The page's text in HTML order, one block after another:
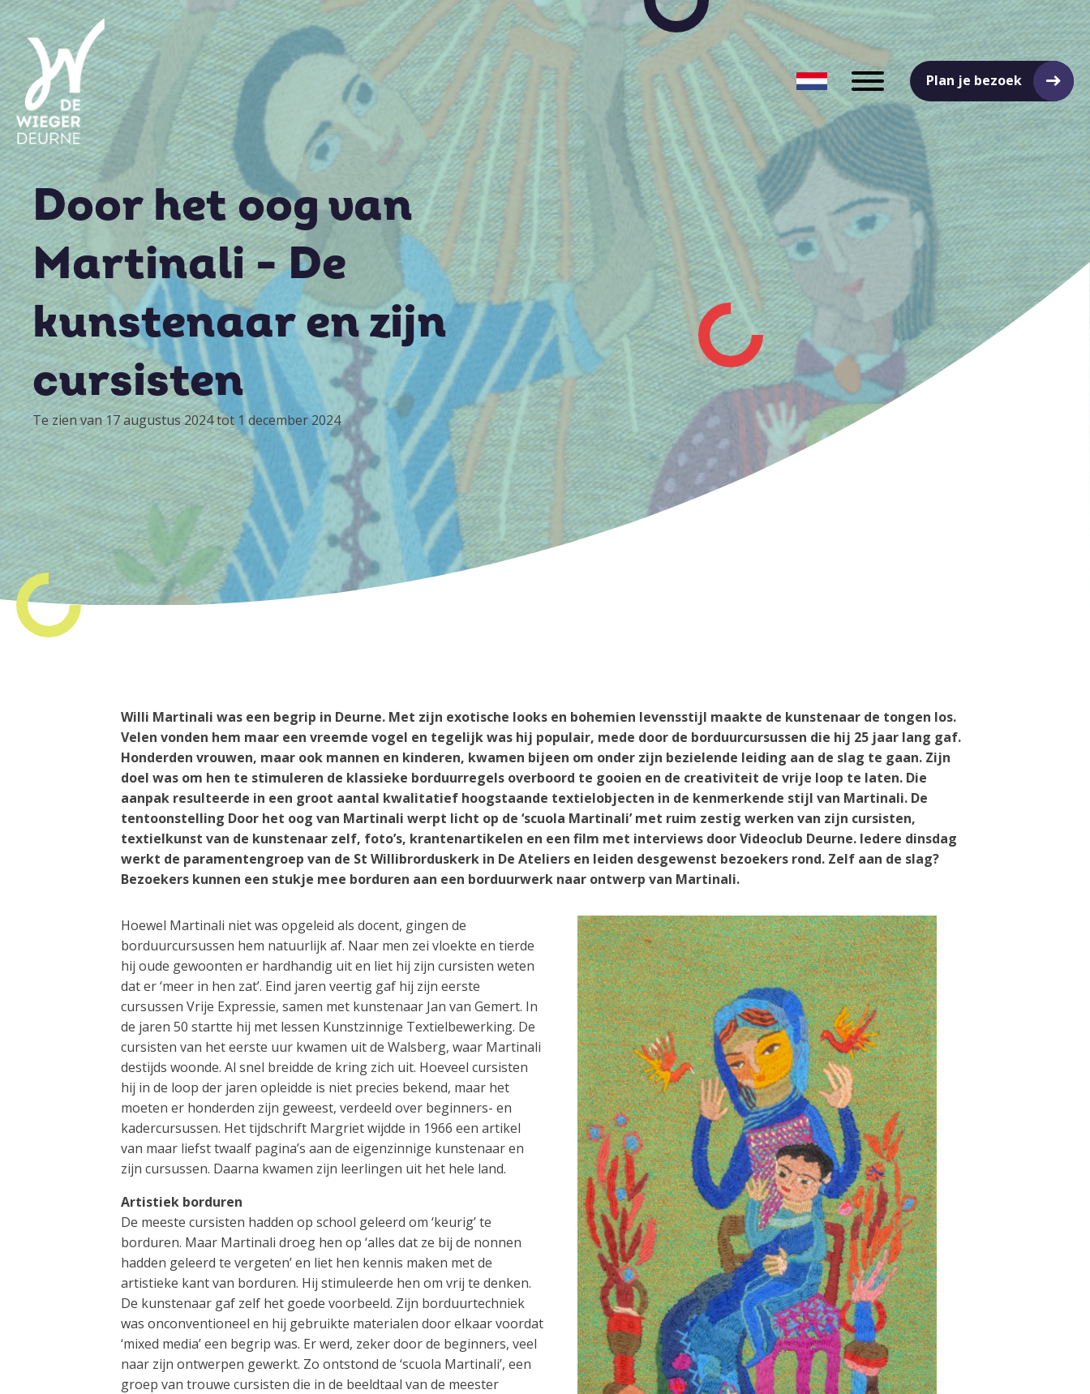
Plan je bezoek
Door het oog van
Martinali - De
kunstenaar en zijn
cursisten
Te zien van 17 augustus 2024 tot 1 december 2024
Willi Martinali was een begrip in Deurne. Met zijn exotische looks en bohemien levensstijl maakte de kunstenaar de tongen los.
Velen vonden hem maar een vreemde vogel en tegelijk was hij populair, mede door de borduurcursussen die hij 25 jaar lang gaf.
Honderden vrouwen, maar ook mannen en kinderen, kwamen bijeen om onder zijn bezielende leiding aan de slag te gaan. Zijn
doel was om hen te stimuleren de klassieke borduurregels overboord te gooien en de creativiteit de vrije loop te laten. Die
aanpak resulteerde in een groot aantal kwalitatief hoogstaande textielobjecten in de kenmerkende stijl van Martinali. De
tentoonstelling Door het oog van Martinali werpt licht op de ‘scuola Martinali’ met ruim zestig werken van zijn cursisten,
textielkunst van de kunstenaar zelf, foto’s, krantenartikelen en een film met interviews door Videoclub Deurne. Iedere dinsdag
werkt de paramentengroep van de St Willibrorduskerk in De Ateliers en leiden desgewenst bezoekers rond. Zelf aan de slag?
Bezoekers kunnen een stukje mee borduren aan een borduurwerk naar ontwerp van Martinali.
Hoewel Martinali niet was opgeleid als docent, gingen de
borduurcursussen hem natuurlijk af. Naar men zei vloekte en tierde
hij oude gewoonten er hardhandig uit en liet hij zijn cursisten weten
dat er ‘meer in hen zat’. Eind jaren veertig gaf hij zijn eerste
cursussen Vrije Expressie, samen met kunstenaar Jan van Gemert. In
de jaren 50 startte hij met lessen Kunstzinnige Textielbewerking. De
cursisten van het eerste uur kwamen uit de Walsberg, waar Martinali
destijds woonde. Al snel breidde de kring zich uit. Hoeveel cursisten
hij in de loop der jaren opleidde is niet precies bekend, maar het
moeten er honderden zijn geweest, verdeeld over beginners- en
kadercursussen. Het tijdschrift Margriet wijdde in 1966 een artikel
van maar liefst twaalf pagina’s aan de eigenzinnige kunstenaar en
zijn cursussen. Daarna kwamen zijn leerlingen uit het hele land.
Artistiek borduren
De meeste cursisten hadden op school geleerd om ‘keurig’ te
borduren. Maar Martinali droeg hen op ‘alles dat ze bij de nonnen
hadden geleerd te vergeten’ en liet hen kennis maken met de
artistieke kant van borduren. Hij stimuleerde hen om vrij te denken.
De kunstenaar gaf zelf het goede voorbeeld. Zijn borduurtechniek
was onconventioneel en hij gebruikte materialen door elkaar voordat
‘mixed media’ een begrip was. Er werd, zeker door de beginners, veel
naar zijn ontwerpen gewerkt. Zo ontstond de ‘scuola Martinali’, een
groep van trouwe cursisten die in de beeldtaal van de meester